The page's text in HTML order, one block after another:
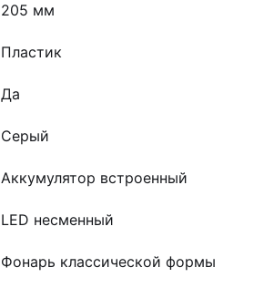
205 мм
Пластик
Да
Серый
Аккумулятор встроенный
LED несменный
Фонарь классической формы